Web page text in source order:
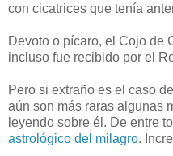
con cicatrices que tenía
Devoto o pícaro, el Cojo de
incluso fue recibido por el
Pero si extraño es el caso
aún son más raras algunas
leyendo sobre él. De entre
astrológico del milagro.